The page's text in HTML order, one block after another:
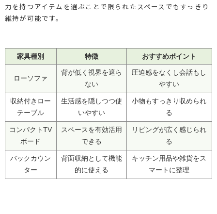
力を持つアイテムを選ぶことで限られたスペースでもすっきり
維持が可能です。
家具種別 特徴 おすすめポイント
ローソファ
背が低く視界を遮ら
ない
圧迫感をなくし会話もし
やすい
収納付きロー
テーブル
生活感を隠しつつ使
いやすい
小物もすっきり収められ
る
コンパクトTV
ボード
スペースを有効活用
できる
リビングが広く感じられ
る
バックカウン
ター
背面収納として機能
的に使える
キッチン用品や雑貨をス
マートに整理